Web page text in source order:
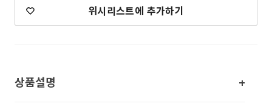
위시리스트에 추가하기
상품설명